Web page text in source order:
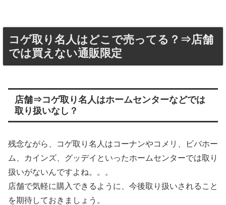
コゲ取り名人はどこで売ってる？⇒店舗
では買えない通販限定
店舗⇒コゲ取り名人はホームセンターなどでは
取り扱いなし？
残念ながら、コゲ取り名人はコーナンやコメリ、ビバホー
ム、カインズ、グッデイといったホームセンターでは取り
扱いがないんですよね。。。
店舗で気軽に購入できるように、今後取り扱いされること
を期待しておきましょう。